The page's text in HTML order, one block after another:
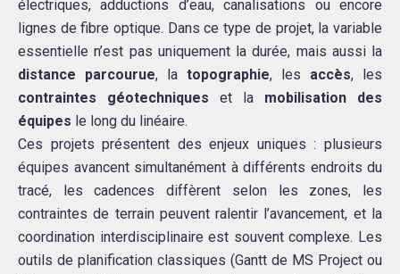
électriques, adductions d’eau, canalisations ou encore
lignes de fibre optique. Dans ce type de projet, la variable
essentielle n’est pas uniquement la durée, mais aussi la
distance parcourue, la topographie, les accès, les
contraintes géotechniques et la mobilisation des
équipes le long du linéaire.
Ces projets présentent des enjeux uniques : plusieurs
équipes avancent simultanément à différents endroits du
tracé, les cadences diffèrent selon les zones, les
contraintes de terrain peuvent ralentir l’avancement, et la
coordination interdisciplinaire est souvent complexe. Les
outils de planification classiques (Gantt de MS Project ou